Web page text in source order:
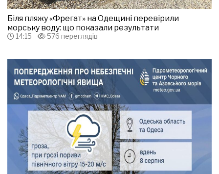
Біля пляжу «Фрегат» на Одещині перевірили
морську воду: що показали результати
14:15 576 переглядів